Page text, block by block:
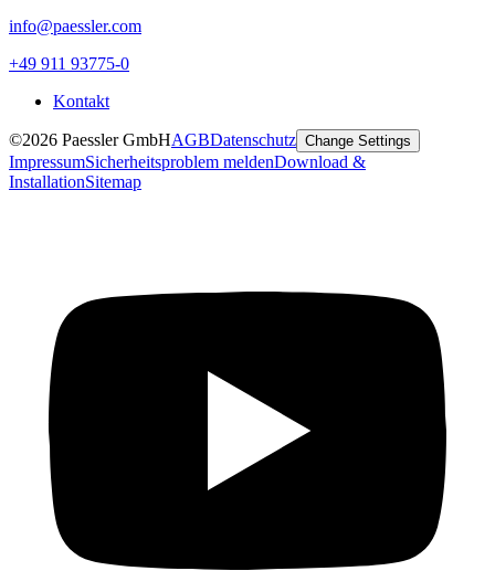
info@paessler.com
+49 911 93775-0
Kontakt
©2026 Paessler GmbHAGBDatenschutz Change Settings
ImpressumSicherheitsproblem meldenDownload &
InstallationSitemap